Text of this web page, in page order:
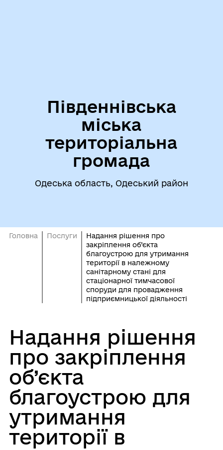
Південнівська
міська
територіальна
громада
Одеська область, Одеський район
Головна Послуги
Надання рішення про
закріплення об’єкта
благоустрою для утримання
території в належному
санітарному стані для
стаціонарної тимчасової
споруди для провадження
підприємницької діяльності
Надання рішення
про закріплення
об’єкта
благоустрою для
утримання
території в